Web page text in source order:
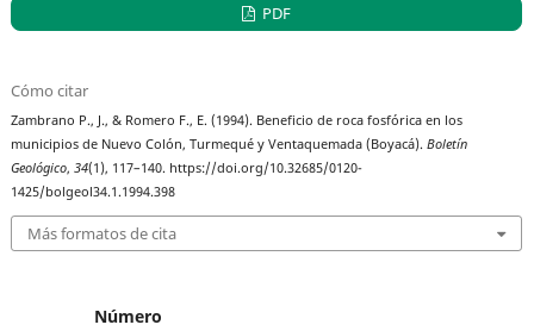
PDF
Cómo citar
Zambrano P., J., & Romero F., E. (1994). Beneficio de roca fosfórica en los
municipios de Nuevo Colón, Turmequé y Ventaquemada (Boyacá).Boletín
Geológico,34(1), 117–140. https://doi.org/10.32685/0120-
1425/bolgeol34.1.1994.398
Más formatos de cita
Número